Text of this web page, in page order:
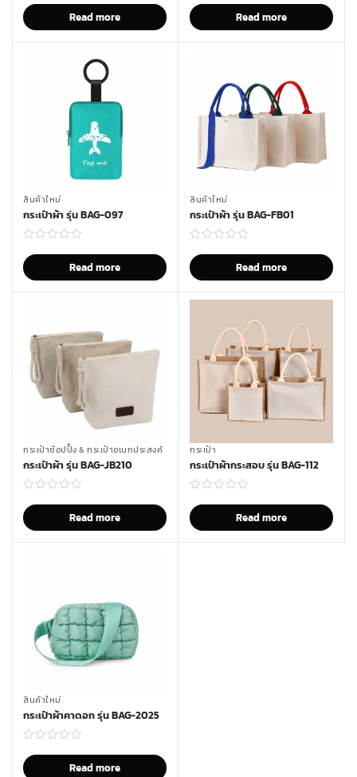
Read more Read more
สินค้าใหม่
กระเป๋าผ้า รุ่น BAG-097
Read more
สินค้าใหม่
กระเป๋าผ้า รุ่น BAG-FB01
Read more
กระเป๋าช้อปปิิ้ง & กระเป๋าอเนกประสงค์
กระเป๋าผ้า รุ่น BAG-JB210
Read more
กระเป๋า
กระเป๋าผ้ากระสอบ รุ่น BAG-112
Read more
สินค้าใหม่
กระเป๋าผ้าคาดอก รุ่น BAG-2025
Read more